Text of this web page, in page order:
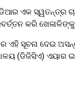
ଏକ ସ୍ୱତନ୍ତ୍ର
କରି
ଏହି ସୂଚନା ଦେଇ
(ଡିଜିସିଏ) ଏୟାର